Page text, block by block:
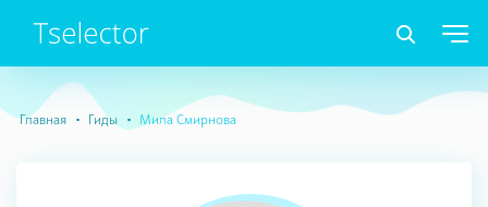
Главная Гиды Мила Смирнова